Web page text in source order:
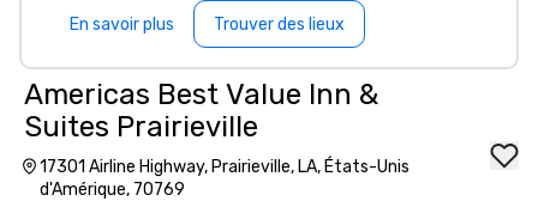
En savoir plus Trouver des lieux
Americas Best Value Inn &
Suites Prairieville
17301 Airline Highway, Prairieville, LA, États-Unis
d'Amérique, 70769